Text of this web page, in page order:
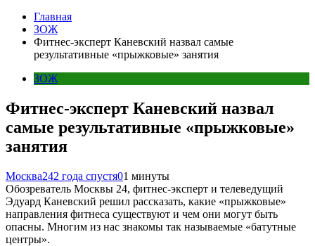
Главная
ЗОЖ
Фитнес-эксперт Каневский назвал самые
результативные «прыжковые» занятия
ЗОЖ
Фитнес-эксперт Каневский назвал
самые результативные «прыжковые»
занятия
Москва242 года спустя01 минуты
Обозреватель Москвы 24, фитнес-эксперт и телеведущий
Эдуард Каневский решил рассказать, какие «прыжковые»
направления фитнеса существуют и чем они могут быть
опасны. Многим из нас знакомы так называемые «батутные
центры».